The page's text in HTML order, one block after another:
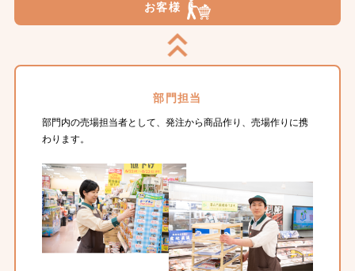
お客様
部門担当
部門内の売場担当者として、発注から商品作り、売場作りに携
わります。